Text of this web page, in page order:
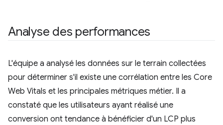
Analyse des performances
L'équipe a analysé les données sur le terrain collectées
pour déterminer s'il existe une corrélation entre les Core
Web Vitals et les principales métriques métier. Il a
constaté que les utilisateurs ayant réalisé une
conversion ont tendance à bénéficier d'un LCP plus